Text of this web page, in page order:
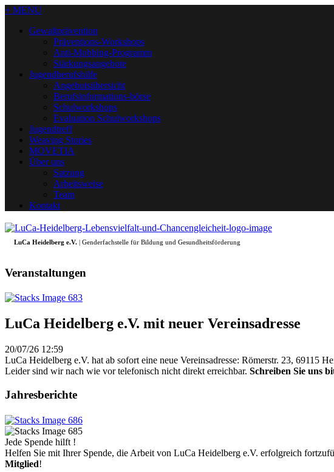
+ MENU
Gewaltprävention
Präventions-Workshops
Anti-Mobbing-Programm
Stärkungsangebote
Jugendberufshilfe
Angebotsübersicht
Berufsinformations-börse
Schulworkshops
Evaluation Schulworkshops
Jugendtreff
Weaving Stories
MOVETIA
Über uns
Satzung
Arbeitsweise
Team
Kontakt
LuCa Heidelberg e.V. | Genderfachstelle für Bildung und Gesundheitsförderung
Veranstaltungen
LuCa Heidelberg e.V. mit neuer Vereinsadresse
20/07/26 12:59
LuCa Heidelberg e.V. hat ab sofort eine neue Vereinsadresse: Römerstr. 23, 69115
Leider sind wir nach wie vor telefonisch nicht direkt erreichbar. Schreiben Sie uns
Jahresberichte
Jede Spende hilft !
Helfen Sie mit Ihrer Spende, die Arbeit von LuCa Heidelberg e.V. erfolgreich
Mitglied!